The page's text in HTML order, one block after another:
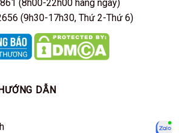
(8h00-22h00 hàng ngày)
(9h30-17h30, Thứ 2-Thứ 6)
DẪN